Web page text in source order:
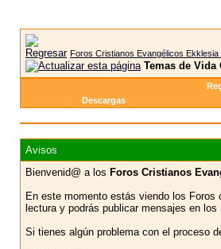
Foros Cristianos Evangélicos Ekklesia
Temas de Vida
Descargas
Avisos
Bienvenid@ a los Foros Cristianos
En este momento estás viendo los
lectura y podrás publicar mensajes en los
Si tienes algún problema con el proceso